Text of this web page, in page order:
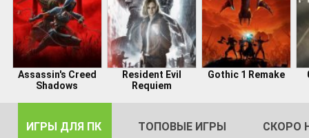
Assassin's Creed
Shadows
Resident Evil
Requiem
Gothic 1 Remake
ИГРЫ ДЛЯ ПК ТОПОВЫЕ ИГРЫ СКОРО